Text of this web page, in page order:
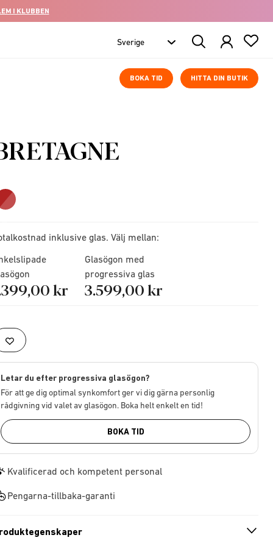
I KLUBBEN
Search
Products
BOKA TID HITTA DIN BUTIK
inklusive glas. Välj mellan:
kr
Glasögon med
progressiva glas
3.599,00 kr
Letar du efter progressiva glasögon?
För att ge dig optimal synkomfort ger vi dig gärna personlig
rådgivning vid valet av glasögon. Boka helt enkelt en tid!
BOKA TID
Kvalificerad och kompetent personal
Pengarna-tillbaka-garanti